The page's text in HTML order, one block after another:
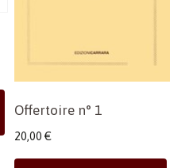
Offertoire n° 1
20,00 €